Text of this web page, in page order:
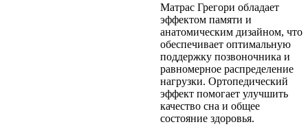
Матрас Грегори обладает
эффектом памяти и
анатомическим дизайном, что
обеспечивает оптимальную
поддержку позвоночника и
равномерное распределение
нагрузки. Ортопедический
эффект помогает улучшить
качество сна и общее
состояние здоровья.